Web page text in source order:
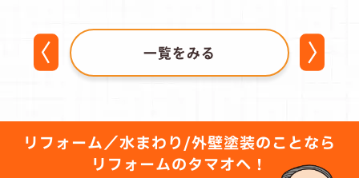
一覧をみる
リフォーム／水まわり/外壁塗装のことなら
リフォームのタマオへ！